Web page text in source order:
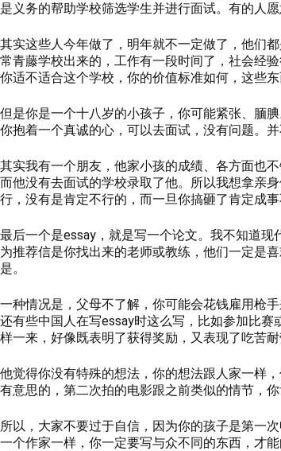
是义务的帮助学校筛选学生并进行面试。有的人
其实这些人今年做了，明年就不一定做了，他们
常青藤学校出来的，工作有一段时间了，社会经
你适不适合这个学校，你的价值标准如何，这些
但是你是一个十八岁的小孩子，你可能紧张、腼
你抱着一个真诚的心，可以去面试，没有问题。
其实我有一个朋友，他家小孩的成绩、各方面也
而他没有去面试的学校录取了他。所以我想拿亲
行，没有是肯定不行的，而一旦你搞砸了肯定成
最后一个是essay，就是写一个论文。我不知道
为推荐信是你找出来的老师或教练，他们一定是
是。
一种情况是，父母不了解，你可能会花钱雇用枪
还有些中国人在写essay时这么写，比如参加比
样一来，好像既表明了获得奖励，又表现了吃苦
他觉得你没有特殊的想法，你的想法跟人家一样
有意思的，第二次拍的电影跟之前类似的情节，
所以，大家不要过于自信，因为你的孩子是第一
一个作家一样，你一定要写与众不同的东西，才